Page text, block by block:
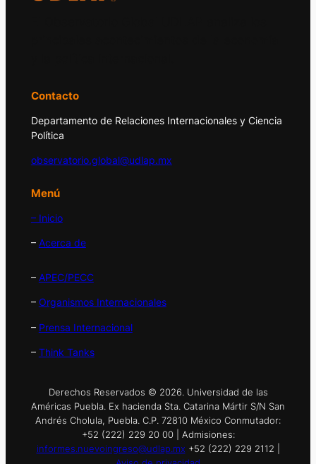
Contacto
Departamento de Relaciones Internacionales y Ciencia
Política
observatorio.global@udlap.mx
Menú
– Inicio
– Acerca de
– APEC/PECC
– Organismos Internacionales
– Prensa Internacional
– Think Tanks
Derechos Reservados © 2026. Universidad de las
Américas Puebla. Ex hacienda Sta. Catarina Mártir S/N San
Andrés Cholula, Puebla. C.P. 72810 México Conmutador:
+52 (222) 229 20 00 | Admisiones:
informes.nuevoingreso@udlap.mx +52 (222) 229 2112 |